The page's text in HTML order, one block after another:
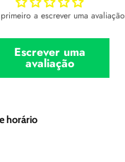
a escrever uma avaliação
Escrever uma
avaliação
horáriolocalização e horário